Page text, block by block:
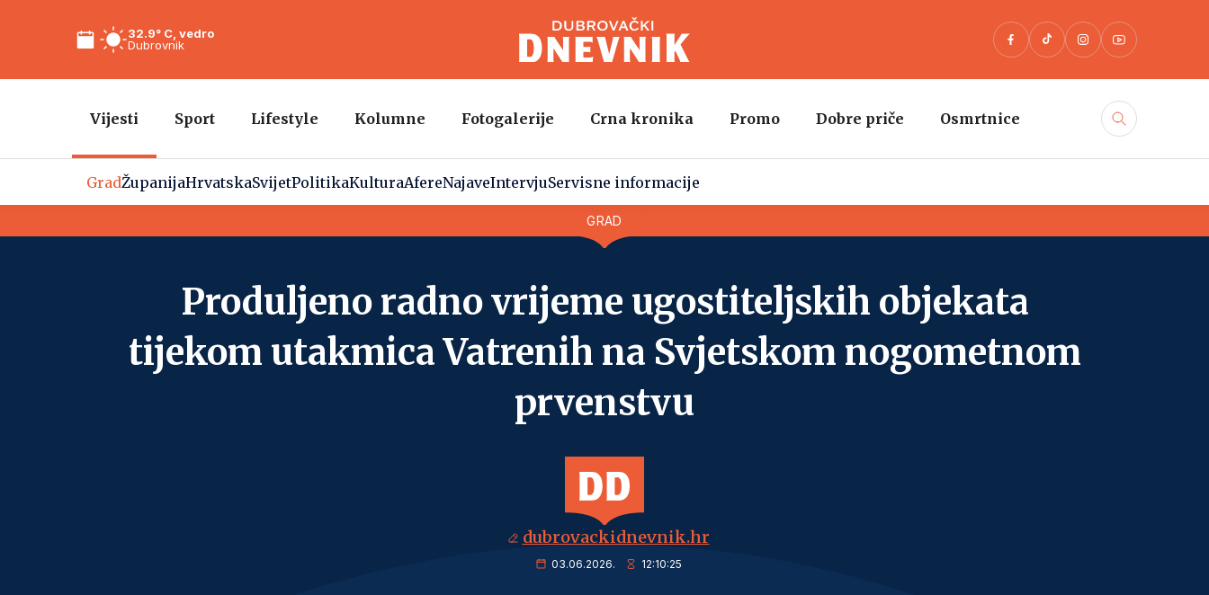
32.9° C, vedro
Dubrovnik
Vijesti
GradŽupanijaHrvatskaSvijetPolitikaKulturaAfereNajaveIntervjuServisne informacije
Sport Lifestyle Kolumne Fotogalerije Crna kronika Promo Dobre priče Osmrtnice
GRAD
Produljeno radno vrijeme ugostiteljskih objekata
tijekom utakmica Vatrenih na Svjetskom nogometnom
prvenstvu
dubrovackidnevnik.hr
03.06.2026. 12:10:25